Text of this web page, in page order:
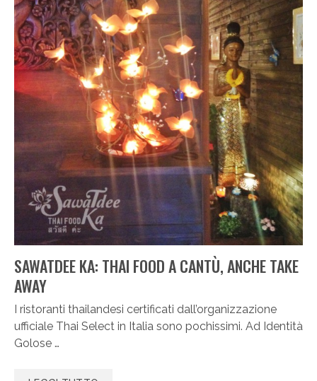
SAWATDEE KA: THAI FOOD A CANTÙ, ANCHE TAKE
AWAY
I ristoranti thailandesi certificati dall’organizzazione
ufficiale Thai Select in Italia sono pochissimi. Ad Identità
Golose …